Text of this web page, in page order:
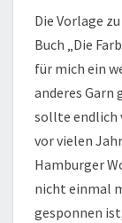
Die Vorlage
Buch „Die
für mich ein
anderes Garn
sollte endlich
vor vielen
Hamburger
nicht einmal
gesponnen